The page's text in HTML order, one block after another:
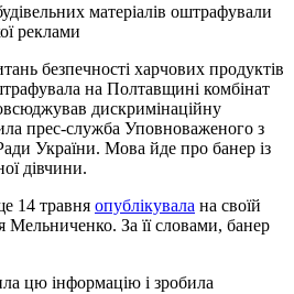
матеріалів оштрафували
реклами
безпечності харчових продуктів
на Полтавщині комбінат
дискримінаційну
прес-служба Уповноваженого з
України. Мова йде про банер із
дівчини.
14 травня опублікувала на своїй
Мельниченко. За її словами, банер
цю інформацію і зробила